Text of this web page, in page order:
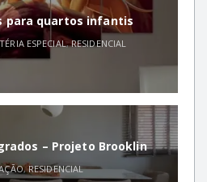
para quartos infantis
ESPECIAL,RESIDENCIAL
– Projeto Brooklin
,RESIDENCIAL